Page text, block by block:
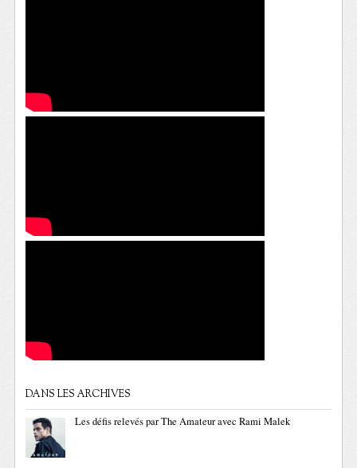
DANS LES ARCHIVES
Les défis relevés par The Amateur avec Rami Malek